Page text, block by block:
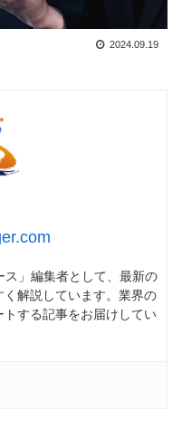
2024.09.19
ス」編集者として、最新の
く解説しています。業界の
する記事をお届けしてい